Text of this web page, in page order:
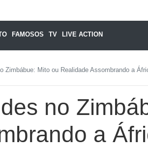
FAMOSOS TV LIVE ACTION
Zimbábue: Mito ou Realidade Assombrando a
no
a